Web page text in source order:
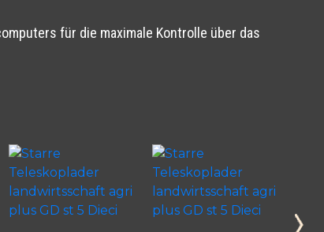
für die maximale Kontrolle über das